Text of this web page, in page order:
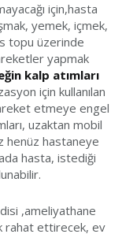
için,hasta
yemek, içmek,
topu üzerinde
yapmak
kalp atımları
için kullanılan
etmeye engel
uzaktan mobil
henüz hastaneye
hasta, istediği
,ameliyathane
rahat ettirecek, ev